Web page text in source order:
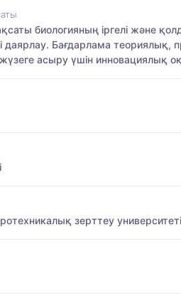
биологияның іргелі және
даярлау. Бағдарлама
асыру үшін инновациялық
зерттеу университеті